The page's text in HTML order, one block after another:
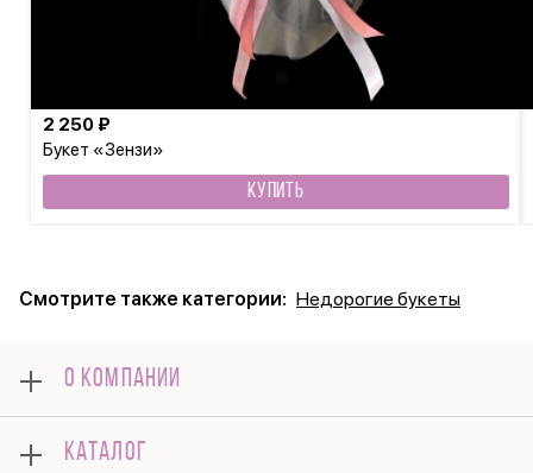
Букет «Зензи»
2 250 ₽
КУПИТЬ
Смотрите также категории: Недорогие букеты
О КОМПАНИИ
ОплатаКАТАЛОГ